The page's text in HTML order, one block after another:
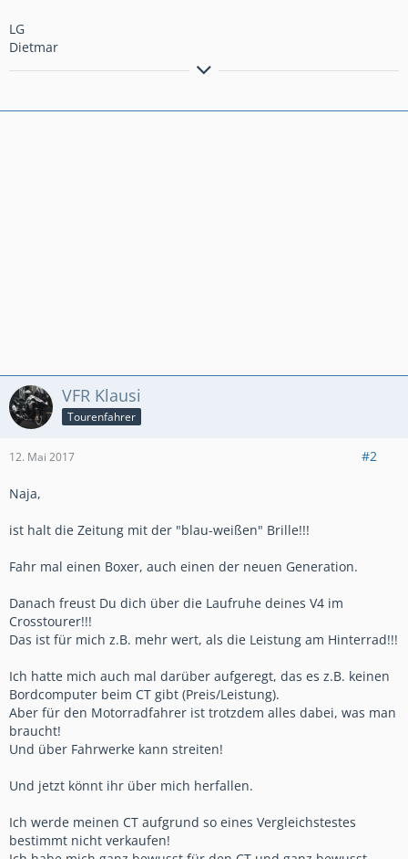
LG
Dietmar
meine YT Zweiradecke....
g
VFR Klausi
Tourenfahrer
12. Mai 2017 #2
Naja,
ist halt die Zeitung mit der "blau-weißen" Brille!!!
Fahr mal einen Boxer, auch einen der neuen Generation.
Danach freust Du dich über die Laufruhe deines V4 im
Crosstourer!!!
Das ist für mich z.B. mehr wert, als die Leistung am Hinterrad!!!
Ich hatte mich auch mal darüber aufgeregt, das es z.B. keinen
Bordcomputer beim CT gibt (Preis/Leistung).
Aber für den Motorradfahrer ist trotzdem alles dabei, was man
braucht!
Und über Fahrwerke kann streiten!
Und jetzt könnt ihr über mich herfallen.
Ich werde meinen CT aufgrund so eines Vergleichstestes
bestimmt nicht verkaufen!